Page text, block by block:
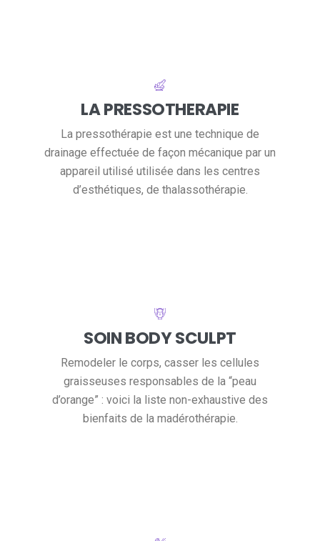
LA PRESSOTHERAPIE
La pressothérapie est une technique de
drainage effectuée de façon mécanique par un
appareil utilisé utilisée dans les centres
d’esthétiques, de thalassothérapie.
SOIN BODY SCULPT
Remodeler le corps, casser les cellules
graisseuses responsables de la “peau
d’orange” : voici la liste non-exhaustive des
bienfaits de la madérothérapie.